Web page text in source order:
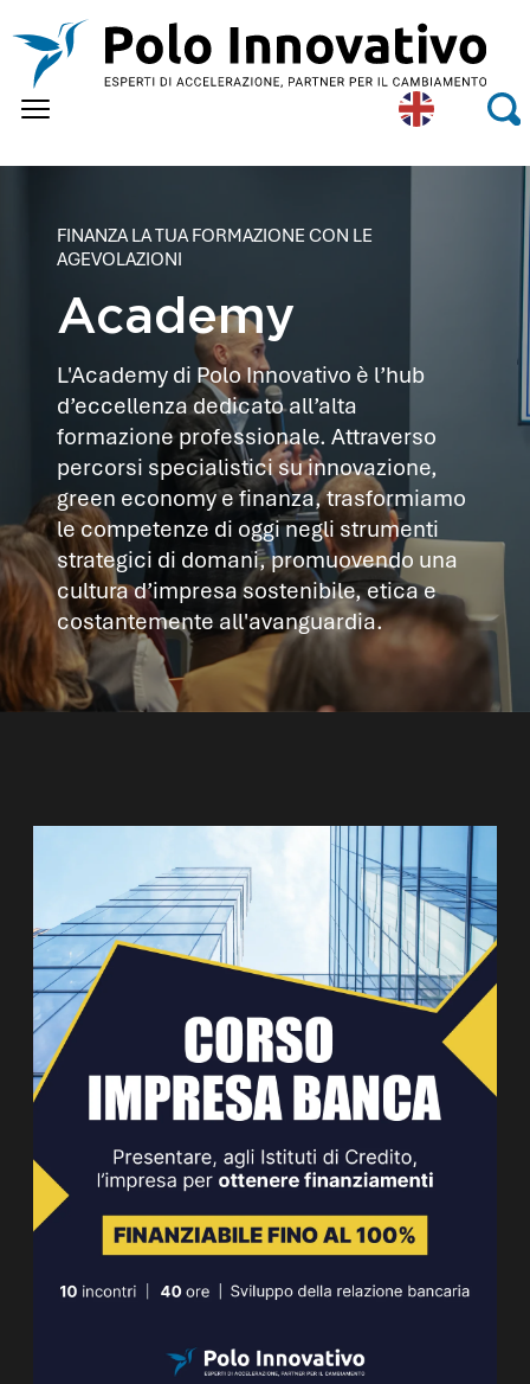
Eng
lish
FINANZA LA TUA FORMAZIONE CON LE
AGEVOLAZIONI
Academy
L'Academy di Polo Innovativo è l’hub
d’eccellenza dedicato all’alta
formazione professionale. Attraverso
percorsi specialistici su innovazione,
green economy e finanza, trasformiamo
le competenze di oggi negli strumenti
strategici di domani, promuovendo una
cultura d’impresa sostenibile, etica e
costantemente all'avanguardia.